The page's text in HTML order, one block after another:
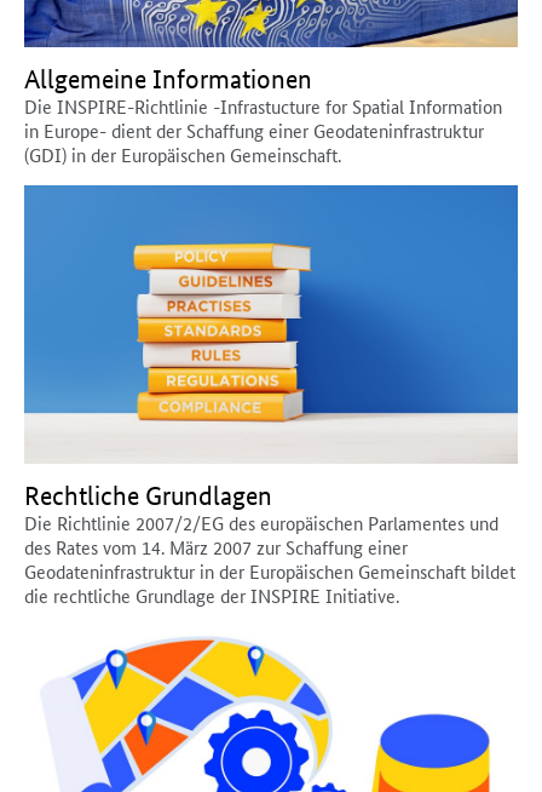
Allgemeine Informationen
Die INSPIRE-Richtlinie -Infrastucture for Spatial Information
in Europe- dient der Schaffung einer Geodateninfrastruktur
(GDI) in der Europäischen Gemeinschaft.
Rechtliche Grundlagen
Die Richtlinie 2007/2/EG des europäischen Parlamentes und
des Rates vom 14. März 2007 zur Schaffung einer
Geodateninfrastruktur in der Europäischen Gemeinschaft bildet
die rechtliche Grundlage der INSPIRE Initiative.